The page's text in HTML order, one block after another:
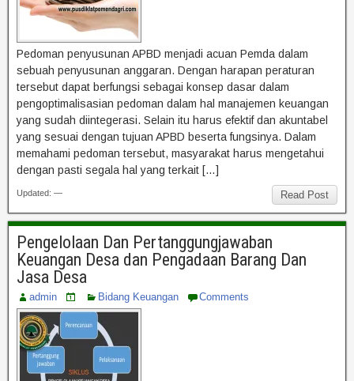
Pedoman penyusunan APBD menjadi acuan Pemda dalam
sebuah penyusunan anggaran. Dengan harapan peraturan
tersebut dapat berfungsi sebagai konsep dasar dalam
pengoptimalisasian pedoman dalam hal manajemen keuangan
yang sudah diintegerasi. Selain itu harus efektif dan akuntabel
yang sesuai dengan tujuan APBD beserta fungsinya. Dalam
memahami pedoman tersebut, masyarakat harus mengetahui
dengan pasti segala hal yang terkait […]
Read Post
Updated: —
Pengelolaan Dan Pertanggungjawaban
Keuangan Desa dan Pengadaan Barang Dan
Jasa Desa
admin Bidang Keuangan Comments